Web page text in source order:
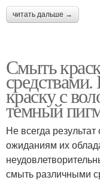
читать дальше →
Смыть
краску с
темный
Не всегда
ожиданиям их
смыть различными